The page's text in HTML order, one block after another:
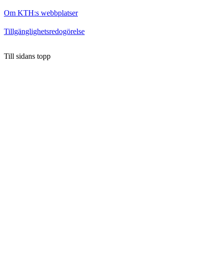
Om KTH:s webbplatser
Tillgänglighetsredogörelse
Till sidans topp